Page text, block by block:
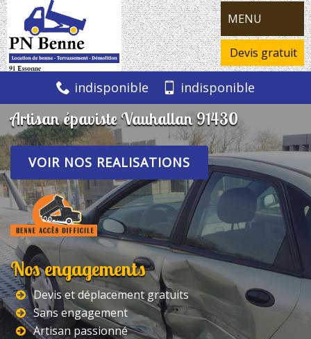
MENU
Devis gratuit
indisponible indisponible
Artisan épaviste Vauhallan 91430
VOIR NOS REALISATIONS
Nos engagements
Devis et déplacement gratuits
Sans engagement
Artisan passionné